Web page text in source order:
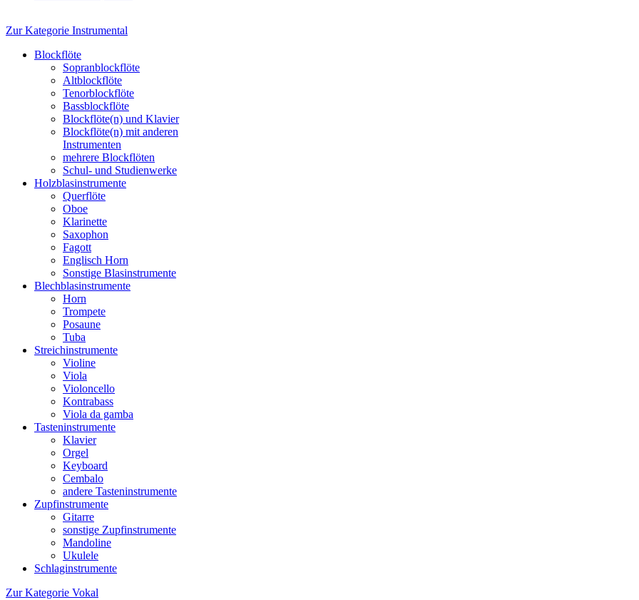
Zur Kategorie Instrumental
Blockflöte
Sopranblockflöte
Altblockflöte
Tenorblockflöte
Bassblockflöte
Blockflöte(n) und Klavier
Blockflöte(n) mit anderen
Instrumenten
mehrere Blockflöten
Schul- und Studienwerke
Holzblasinstrumente
Querflöte
Oboe
Klarinette
Saxophon
Fagott
Englisch Horn
Sonstige Blasinstrumente
Blechblasinstrumente
Horn
Trompete
Posaune
Tuba
Streichinstrumente
Violine
Viola
Violoncello
Kontrabass
Viola da gamba
Tasteninstrumente
Klavier
Orgel
Keyboard
Cembalo
andere Tasteninstrumente
Zupfinstrumente
Gitarre
sonstige Zupfinstrumente
Mandoline
Ukulele
Schlaginstrumente
Zur Kategorie Vokal